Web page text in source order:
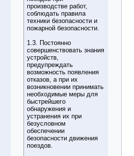
производстве работ,
соблюдать правила
техники безопасности и
пожарной безопасности.
1.3. Постоянно
совершенствовать знания
устройств,
предупреждать
возможность появления
отказов, а при их
возникновении принимать
необходимые меры для
быстрейшего
обнаружения и
устранения их при
безусловном
обеспечении
безопасности движения
поездов.